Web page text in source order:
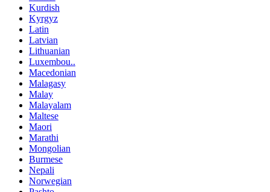
Kurdish
Kyrgyz
Latin
Latvian
Lithuanian
Luxembou..
Macedonian
Malagasy
Malay
Malayalam
Maltese
Maori
Marathi
Mongolian
Burmese
Nepali
Norwegian